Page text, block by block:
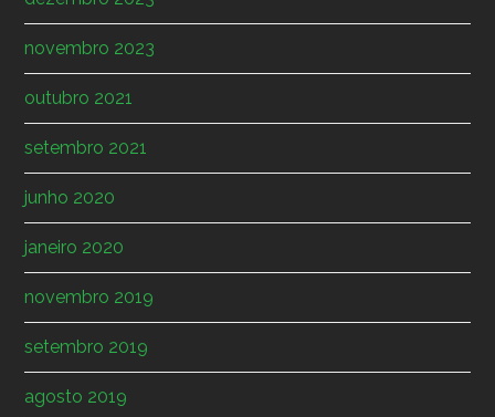
novembro 2023
outubro 2021
setembro 2021
junho 2020
janeiro 2020
novembro 2019
setembro 2019
agosto 2019